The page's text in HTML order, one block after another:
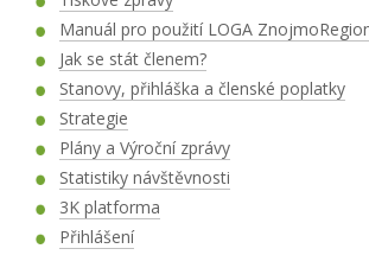
Manuál pro použití LOGA
Jak se stát členem?
Stanovy, přihláška a členské poplatky
Strategie
Plány a Výroční zprávy
Statistiky návštěvnosti
3K platforma
Přihlášení